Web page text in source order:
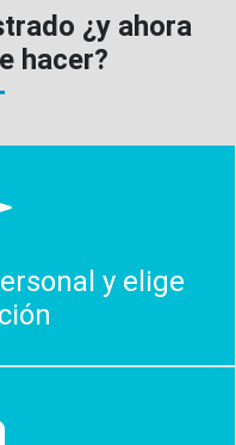
¿y ahora
hacer?
y elige